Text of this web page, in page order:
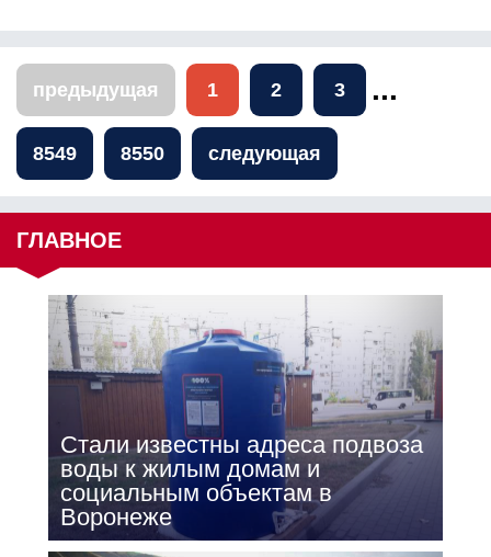
предыдущая 1 2 3 ...
8549 8550 следующая
ГЛАВНОЕ
Стали известны адреса подвоза
воды к жилым домам и
социальным объектам в
Воронеже